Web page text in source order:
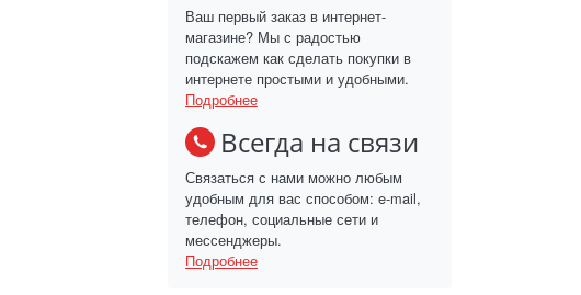
Ваш первый заказ в интернет-
магазине? Мы с радостью
подскажем как сделать покупки в
интернете простыми и удобными.
Подробнее
Всегда на связи
Связаться с нами можно любым
удобным для вас способом: e-mail,
телефон, социальные сети и
мессенджеры.
Подробнее